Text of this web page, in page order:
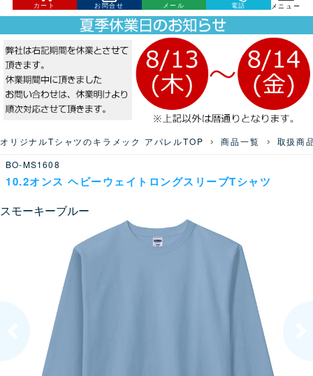
カート お問合せ メール 電話 メニュー
オリジナルTシャツのキラメック アパレルTOP 商品一覧
取扱商
BO-MS1608
10.2オンス ヘビーウェイトロングスリーブTシャツ
スモーキーブルー